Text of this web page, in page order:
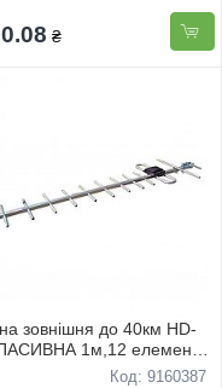
₴
зовнiшня до 40км HD-
1м,12 елементiв
Код: 9160387